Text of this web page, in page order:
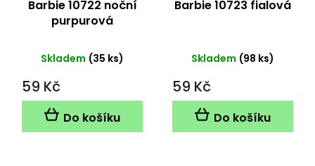
Barbie 10722 noční
purpurová
Skladem (35 ks)
59 Kč
Do košíku
Barbie 10723 fialová
Skladem (98 ks)
59 Kč
Do košíku